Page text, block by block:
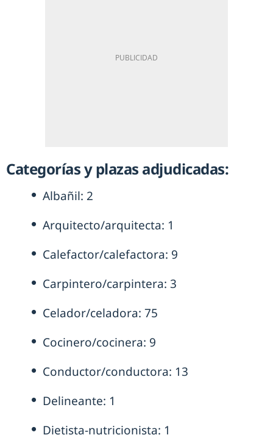
Categorías y plazas adjudicadas:
Albañil: 2
Arquitecto/arquitecta: 1
Calefactor/calefactora: 9
Carpintero/carpintera: 3
Celador/celadora: 75
Cocinero/cocinera: 9
Conductor/conductora: 13
Delineante: 1
Dietista-nutricionista: 1